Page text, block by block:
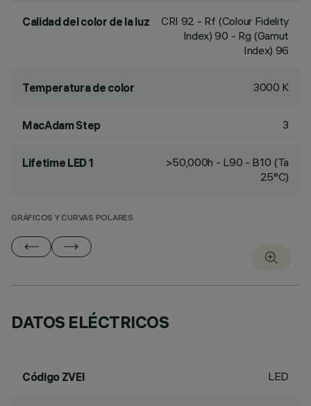
Calidad del color de la luz CRI 92 - Rf (Colour Fidelity
Index) 90 - Rg (Gamut
Index) 96
Temperatura de color 3000 K
MacAdam Step 3
Lifetime LED 1
>50,000h - L90 - B10 (Ta
25°C)
GRÁFICOS Y CURVAS POLARES
DATOS ELÉCTRICOS
Código ZVEI LED